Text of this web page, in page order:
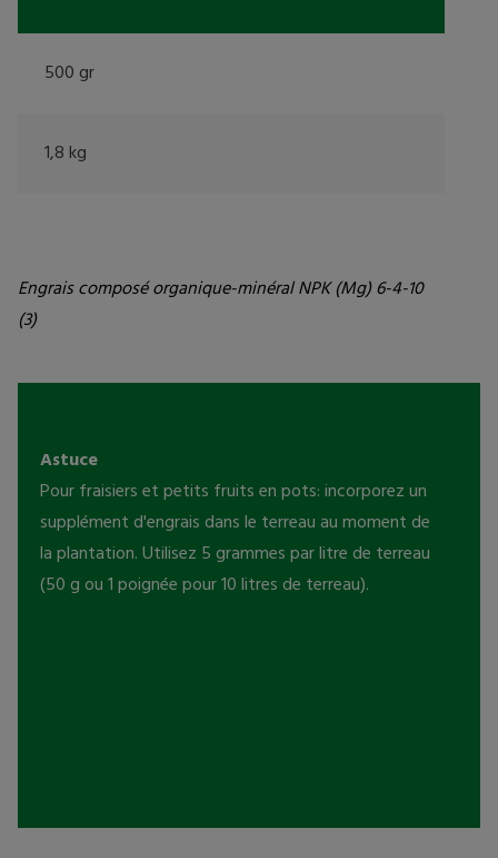
500 gr
1,8 kg
Engrais composé organique-minéral NPK (Mg) 6-4-10
(3)
Astuce
Pour fraisiers et petits fruits en pots: incorporez un
supplément d'engrais dans le terreau au moment de
la plantation. Utilisez 5 grammes par litre de terreau
(50 g ou 1 poignée pour 10 litres de terreau).